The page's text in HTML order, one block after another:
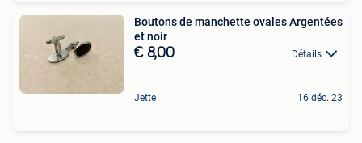
Boutons de manchette ovales Argentées
et noir
€ 8,00 Détails
Jette 16 déc. 23